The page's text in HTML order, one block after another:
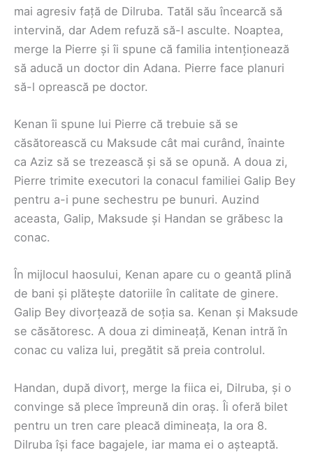
mai agresiv față de Dilruba. Tatăl său încearcă să
intervină, dar Adem refuză să-l asculte. Noaptea,
merge la Pierre și îi spune că familia intenționează
să aducă un doctor din Adana. Pierre face planuri
să-l oprească pe doctor.
Kenan îi spune lui Pierre că trebuie să se
căsătorească cu Maksude cât mai curând, înainte
ca Aziz să se trezească și să se opună. A doua zi,
Pierre trimite executori la conacul familiei Galip Bey
pentru a-i pune sechestru pe bunuri. Auzind
aceasta, Galip, Maksude și Handan se grăbesc la
conac.
În mijlocul haosului, Kenan apare cu o geantă plină
de bani și plătește datoriile în calitate de ginere.
Galip Bey divorțează de soția sa. Kenan și Maksude
se căsătoresc. A doua zi dimineață, Kenan intră în
conac cu valiza lui, pregătit să preia controlul.
Handan, după divorț, merge la fiica ei, Dilruba, și o
convinge să plece împreună din oraș. Îi oferă bilet
pentru un tren care pleacă dimineața, la ora 8.
Dilruba își face bagajele, iar mama ei o așteaptă.